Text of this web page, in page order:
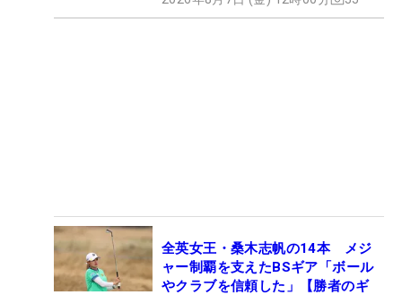
全英女王・桑木志帆の14本 メジ
ャー制覇を支えたBSギア「ボール
やクラブを信頼した」【勝者のギ